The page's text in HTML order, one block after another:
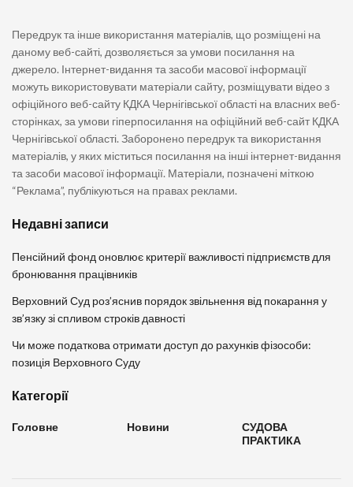
Передрук та інше використання матеріалів, що розміщені на
даному веб-сайті, дозволяється за умови посилання на
джерело. Інтернет-видання та засоби масової інформації
можуть використовувати матеріали сайту, розміщувати відео з
офіційного веб-сайту КДКА Чернігівської області на власних веб-
сторінках, за умови гіперпосилання на офіційний веб-сайт КДКА
Чернігівської області. Заборонено передрук та використання
матеріалів, у яких міститься посилання на інші інтернет-видання
та засоби масової інформації. Матеріали, позначені міткою
“Реклама”, публікуються на правах реклами.
Недавні записи
Пенсійний фонд оновлює критерії важливості підприємств для
бронювання працівників
Верховний Суд роз’яснив порядок звільнення від покарання у
зв’язку зі спливом строків давності
Чи може податкова отримати доступ до рахунків фізособи:
позиція Верховного Суду
Категорії
Головне Новини
СУДОВА
ПРАКТИКА